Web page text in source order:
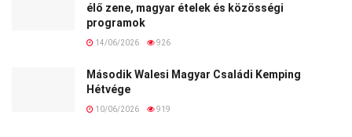
élő zene, magyar ételek és közösségi
programok
14/06/2026 926
Második Walesi Magyar Családi Kemping
Hétvége
10/06/2026 919